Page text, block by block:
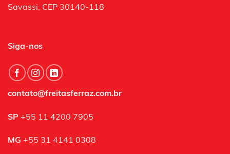
Savassi, CEP 30140-118
Siga-nos
contato@freitasferraz.com.br
SP +55 11 4200 7905
MG +55 31 4141 0308